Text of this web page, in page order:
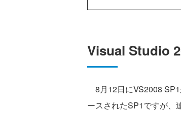
Visual Studio
8月12日にVS2008
ースされたSP1ですが、